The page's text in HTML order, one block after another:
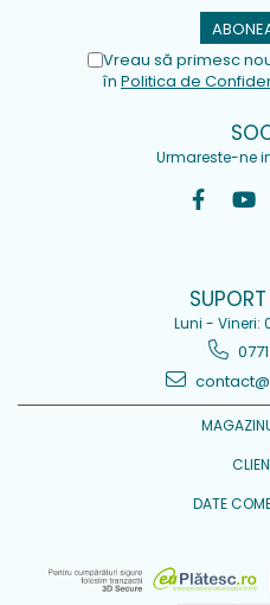
Vreau să primesc
în Politica de
Urmareste-ne
Luni - Vineri:
DATE